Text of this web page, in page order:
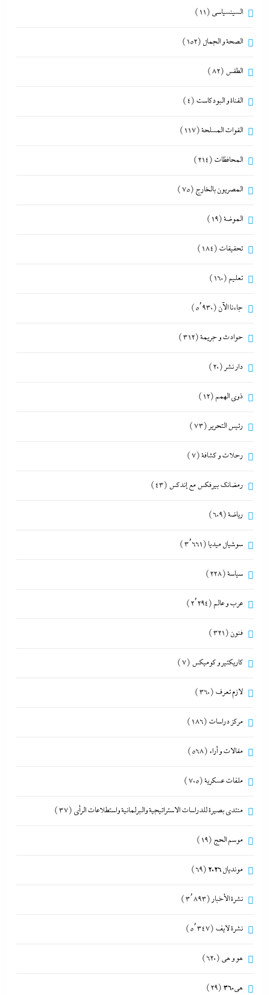
السينسياسي (11)
الصحة و الجمال (152)
الطقس (82)
القناة و البودكاست (4)
القوات المسلحة(117)
المحافظات (214)
المصريون بالخارج (75)
الموضة(19)
تحقيقات (184)
تعليم (160)
جاءنا الآن (5٬930)
حوادث و جريمة(312)
دار نشر (20)
ذوى الهمم (12)
رئيس التحرير (73)
رحلات و كشافة(7)
رمضانك بيرفكس مع إندكس (43)
رياضة(609)
سوشيال ميديا (3٬661)
سياسة(228)
عرب و عالم (2٬294)
فنون (321)
كاريكتير و كوميكس (7)
لازم تعرف (360)
مركز دراسات (186)
مقالات و أراء (568)
ملفات عسكرية(705)
منتدى بصيرة للدراسات الاستراتيجية والبرلمانية واستطلاعات الرأى (37)
موسم الحج (19)
مونديال 2026 (69)
نشرة الأخبار (3٬893)
نشرة لايف (5٬347)
هو و هي (620)
هى360 (29)